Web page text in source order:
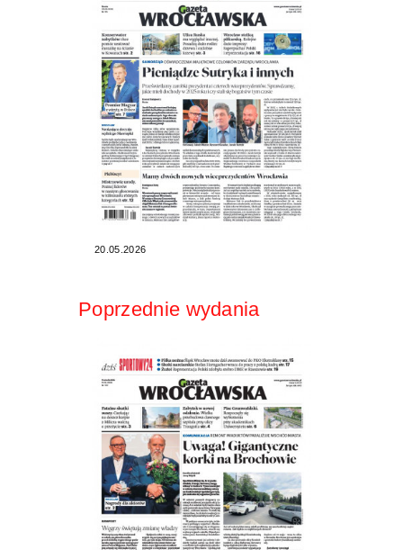
20.05.2026
Poprzednie wydania